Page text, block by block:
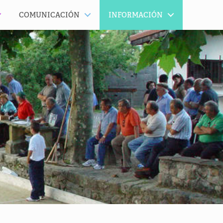
COMUNICACIÓN INFORMACIÓN